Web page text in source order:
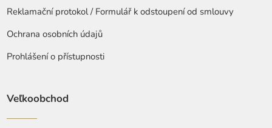
Reklamační protokol / Formulář k odstoupení od smlouvy
Ochrana osobních údajů
Prohlášení o přístupnosti
Veľkoobchod